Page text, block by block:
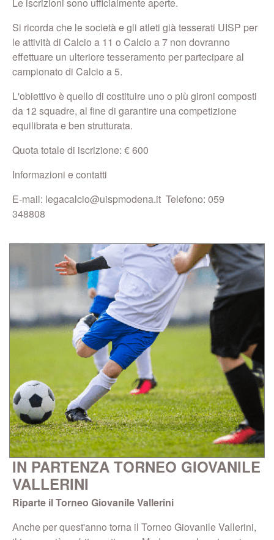
Si ricorda che le società e gli atleti già tesserati UISP per
le attività di Calcio a 11 o Calcio a 7 non dovranno
effettuare un ulteriore tesseramento per partecipare al
campionato di Calcio a 5.
L'obiettivo è quello di costituire uno o più gironi composti
da 12 squadre, al fine di garantire una competizione
equilibrata e ben strutturata.
Quota totale di iscrizione: € 600
Informazioni e contatti
E-mail: legacalcio@uispmodena.it Telefono: 059
348808
IN PARTENZA TORNEO GIOVANILE
VALLERINI
Riparte il Torneo Giovanile Vallerini
Anche per quest'anno torna il Torneo Giovanile Vallerini,